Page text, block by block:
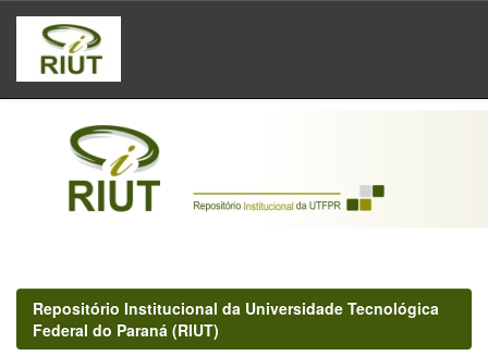
Skip
navigation
Repositório Institucional da Universidade Tecnológica
Federal do Paraná (RIUT)